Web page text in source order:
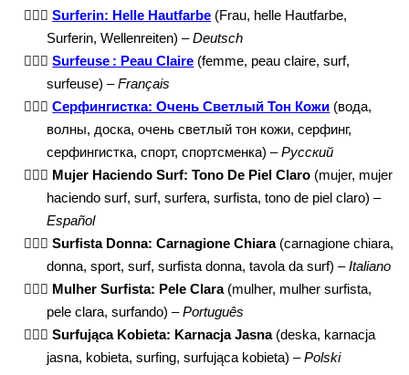
🏄🏻‍♀️ Surferin: Helle Hautfarbe (Frau, helle Hautfarbe,
Surferin, Wellenreiten) –Deutsch
🏄🏻‍♀️ Surfeuse : Peau Claire (femme, peau claire, surf,
surfeuse) –Français
🏄🏻‍♀️ Серфингистка: Очень Светлый Тон Кожи (вода,
волны, доска, очень светлый тон кожи, серфинг,
серфингистка, спорт, спортсменка) –Русский
🏄🏻‍♀️ Mujer Haciendo Surf: Tono De Piel Claro (mujer, mujer
haciendo surf, surf, surfera, surfista, tono de piel claro) –
Español
🏄🏻‍♀️ Surfista Donna: Carnagione Chiara(carnagione chiara,
donna, sport, surf, surfista donna, tavola da surf) –Italiano
🏄🏻‍♀️ Mulher Surfista: Pele Clara(mulher, mulher surfista,
pele clara, surfando) –Português
🏄🏻‍♀️ Surfująca Kobieta: Karnacja Jasna(deska, karnacja
jasna, kobieta, surfing, surfująca kobieta) –Polski